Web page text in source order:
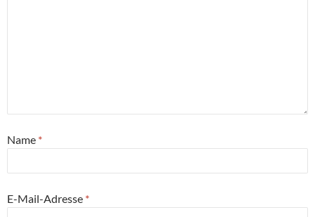
Name *
E-Mail-Adresse *